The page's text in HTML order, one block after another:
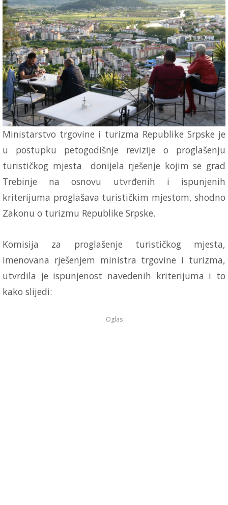
Ministarstvo trgovine i turizma Republike Srpske je
u postupku petogodišnje revizije o proglašenju
turističkog mjesta donijela rješenje kojim se grad
Trebinje na osnovu utvrđenih i ispunjenih
kriterijuma proglašava turističkim mjestom, shodno
Zakonu o turizmu Republike Srpske.
Komisija za proglašenje turističkog mjesta,
imenovana rješenjem ministra trgovine i turizma,
utvrdila je ispunjenost navedenih kriterijuma i to
kako slijedi:
Oglas